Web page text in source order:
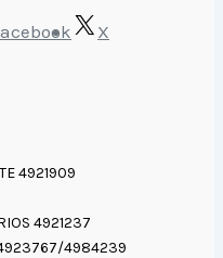
X
4921909
4921237
4923767/4984239